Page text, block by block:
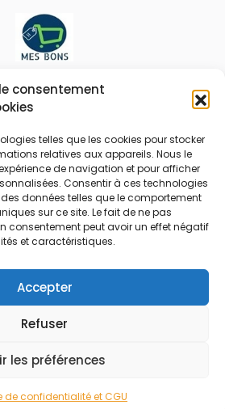
consentement
telles que les cookies pour stocker
relatives aux appareils. Nous le
de navigation et pour afficher
Consentir à ces technologies
données telles que le comportement
sur ce site. Le fait de ne pas
consentement peut avoir un effet négatif
et caractéristiques.
Accepter
Refuser
les préférences
de confidentialité et CGU
peut être réduit !
Code réduction
Bons plans
Soldes
French Days
Marchands Catégories